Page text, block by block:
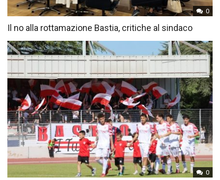
0
Il no alla rottamazione Bastia, critiche al sindaco
0